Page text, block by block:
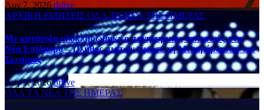
Αυγ 7, 2026drlive
ΑΡΧΙΚΗ ΕΙΔΗΣΕΙΣ ΟΛΑ ΤΑ ΝΕΑ ΤΗΣ ΗΜΕΡΑΣ
Με κατάνυξη ολοκληρώθηκε ο πανηγυρικός εσπερινός στη
Νέα Επίδαυρο – Πλήθος πιστών τίμησε τη Μεταμόρφωση του
Σωτήρος
Αυγ 5, 2026drlive
ΟΛΑ ΤΑ ΝΕΑ ΤΗΣ ΗΜΕΡΑΣ